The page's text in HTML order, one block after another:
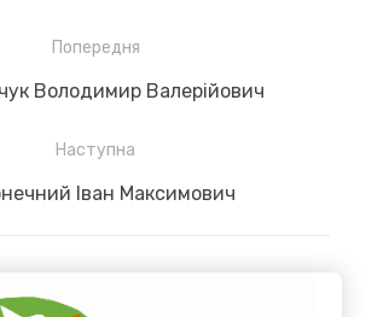
Попередня
Володимир Валерійович
Наступна
Іван Максимович